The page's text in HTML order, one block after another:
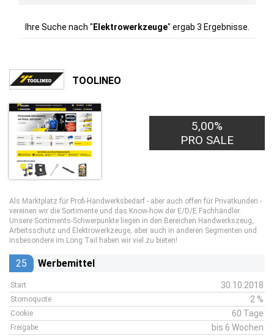
Ihre Suche nach " Elektrowerkzeuge" ergab 3 Ergebnisse.
TOOLINEO
5,00%
PRO SALE
Als Marktplatz für Profi-Handwerksbedarf - aber auch offen für Privatkunden -
vereinen wir die Sortimente und das Know-how der E/D/E Fachhändler.
Unsere Sortiments-Schwerpunkte liegen in den Bereichen Handwerkszeug,
Arbeitsschutz und Elektrowerkzeuge, aber auch in anderen Segmenten und
insbesondere im Long Tail haben wir viel zu bieten!
25 Werbemittel
Start 30.10.2018
Stornoquote 2 %
Cookie 60 Tage
Freigabe bis 6 Wochen